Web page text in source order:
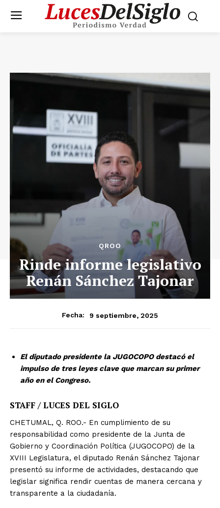
QROO
Rinde informe legislativo
Renán Sánchez Tajonar
Fecha: 9 septiembre, 2025
El diputado presidente la JUGOCOPO destacó el
impulso de tres leyes clave que marcan su primer
año en el Congreso.
STAFF / LUCES DEL SIGLO
CHETUMAL, Q. ROO.- En cumplimiento de su
responsabilidad como presidente de la Junta de
Gobierno y Coordinación Política (JUGOCOPO) de la
XVIII Legislatura, el diputado Renán Sánchez Tajonar
presentó su informe de actividades, destacando que
legislar significa rendir cuentas de manera cercana y
transparente a la ciudadanía.